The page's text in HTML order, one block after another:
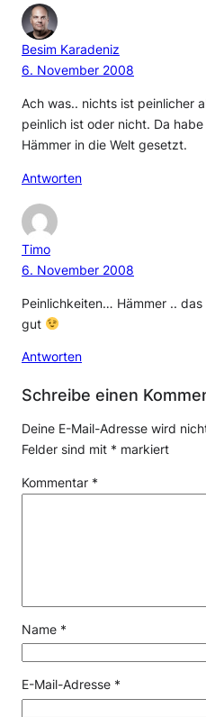
Besim Karadeniz
6. November 2008
Ach was.. nichts ist peinlicher
peinlich ist oder nicht. Da
Hämmer in die Welt gesetzt.
Antworten
Timo
6. November 2008
Peinlichkeiten… Hämmer ..
gut
Antworten
Schreibe einen
Deine E-Mail-Adresse wird
Felder sind mit * markiert
Kommentar *
Name *
E-Mail-Adresse *